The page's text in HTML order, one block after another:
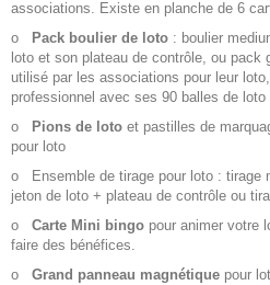
associations. Existe en planche de 6
o
Pack boulier de loto : boulier
loto et son plateau de contrôle, ou pack
utilisé par les associations pour leur
professionnel avec ses 90 balles de loto
o
Pions de loto et pastilles de
pour loto
o
Ensemble de tirage pour loto :
jeton de loto + plateau de contrôle ou
o
Carte Mini bingo pour animer votre
faire des bénéfices.
o
Grand panneau magnétique pour